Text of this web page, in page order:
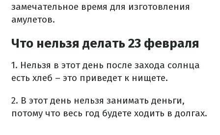
замечательное время для изготовления
амулетов.
Что нельзя делать 23 февраля
1. Нельзя в этот день после захода солнца
есть хлеб – это приведет к нищете.
2. В этот день нельзя занимать деньги,
потому что весь год будете ходить в долгах.